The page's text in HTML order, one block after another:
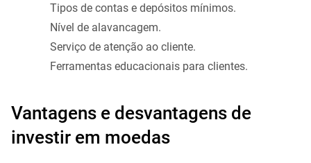
Tipos de contas e depósitos mínimos.
Nível de alavancagem.
Serviço de atenção ao cliente.
Ferramentas educacionais para clientes.
Vantagens e desvantagens de
investir em moedas